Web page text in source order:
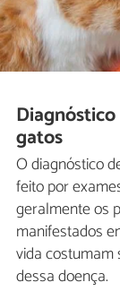
gatos
O diagnóstico
feito por
geralmente os
manifestados
vida costumam
dessa doença.